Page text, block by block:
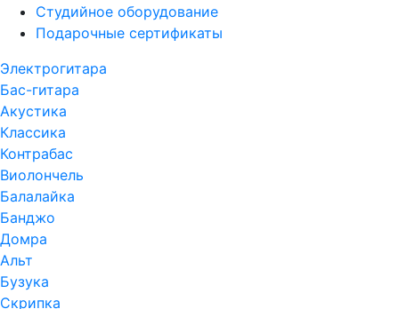
Студийное оборудование
Подарочные сертификаты
Электрогитара
Бас-гитара
Акустика
Классика
Контрабас
Виолончель
Балалайка
Банджо
Домра
Альт
Бузука
Скрипка